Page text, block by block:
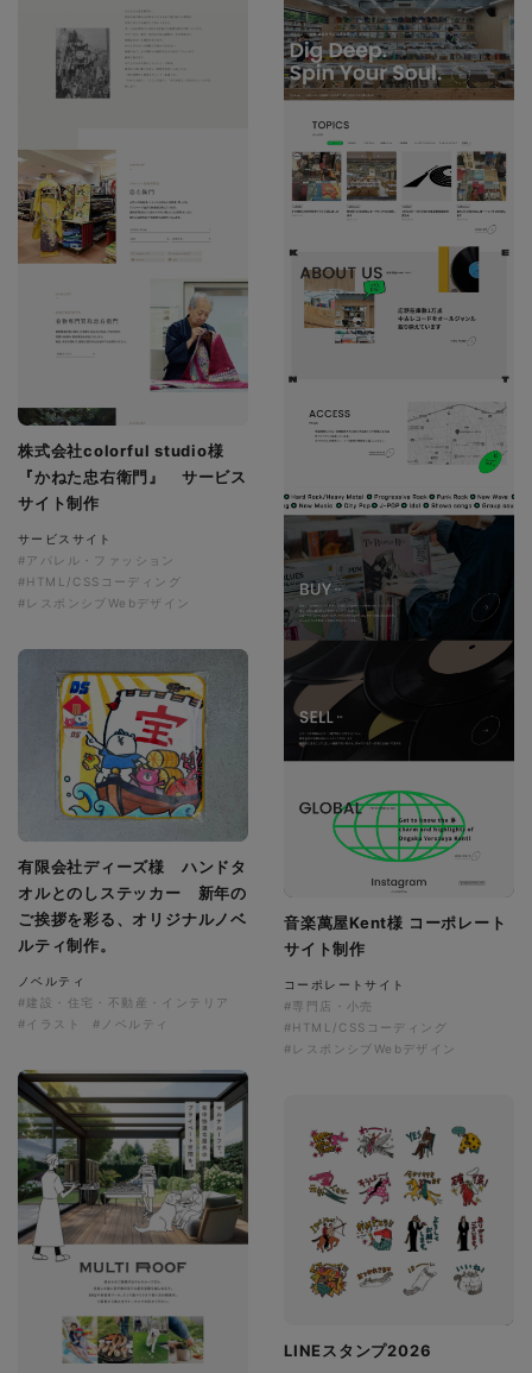
株式会社colorful studio様
『かねた忠右衛門』 サービス
サイト制作
サービスサイト
#アパレル・ファッション
#HTML/CSSコーディング
#レスポンシブWebデザイン
音楽萬屋Kent様 コーポレート
サイト制作
コーポレートサイト
#専門店・小売
#HTML/CSSコーディング
#レスポンシブWebデザイン
有限会社ディーズ様 ハンドタ
オルとのしステッカー 新年の
ご挨拶を彩る、オリジナルノベ
ルティ制作。
ノベルティ
#建設・住宅・不動産・インテリア
#イラスト
#ノベルティ
LINEスタンプ2026